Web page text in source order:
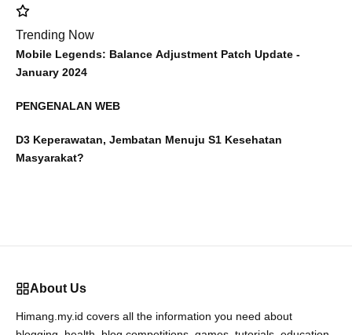
Trending Now
Mobile Legends: Balance Adjustment Patch Update -
January 2024
PENGENALAN WEB
D3 Keperawatan, Jembatan Menuju S1 Kesehatan
Masyarakat?
About Us
Himang.my.id covers all the information you need about